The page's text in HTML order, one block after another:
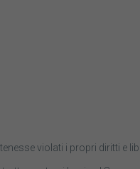
violati i propri diritti e